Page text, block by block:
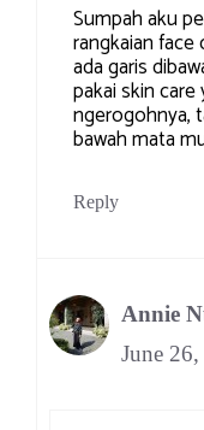
Sumpah aku
rangkaian face
ada garis
pakai skin
ngerogohnya,
bawah mata
Reply
Annie
June